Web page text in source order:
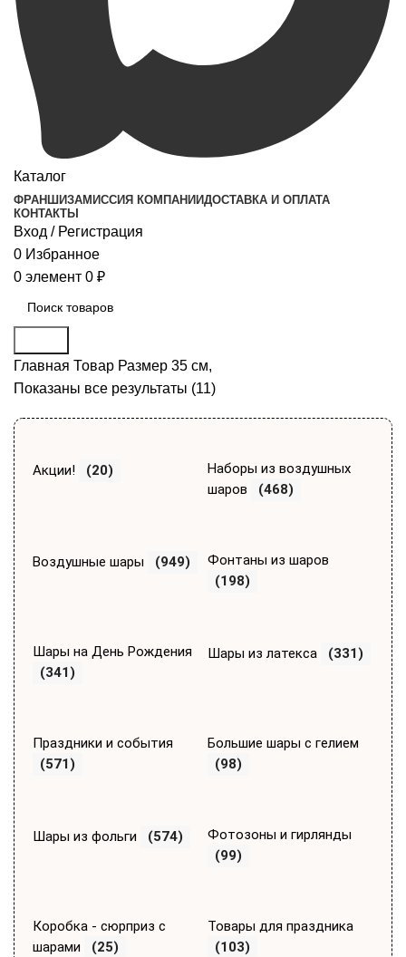
Каталог
ФРАНШИЗАМИССИЯ КОМПАНИИДОСТАВКА И ОПЛАТА
КОНТАКТЫ
Вход / Регистрация
0 Избранное
0 элемент 0 ₽
Главная Товар Размер 35 см,
Показаны все результаты (11)
Акции! (20)
Наборы из воздушных
шаров
(468)
Воздушные шары (949)
Фонтаны из шаров
(198)
Шары на День Рождения
(341)
Шары из латекса (331)
Праздники и события
(571)
Большие шары с гелием
(98)
Шары из фольги (574)
Фотозоны и гирлянды
(99)
Коробка - сюрприз с
шарами
(25)
Товары для праздника
(103)